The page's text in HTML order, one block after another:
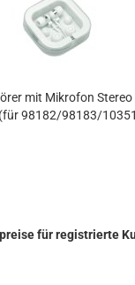
mit Mi­kro­fon
98182/98183/
für registrierte